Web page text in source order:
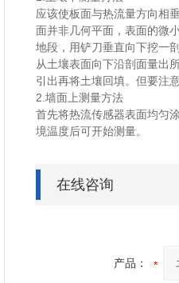
应该使板面与热流量方向相
面并非几何平面，表面的微
地段，用铲刀垂直向下挖一剖
从土壤表面向下沿剖面量出
引出再将土壤回填。但要注
2.墙面上测量方法
首先将热流传感器表面均匀
境温度后可开始测量。
在线咨询
产品：